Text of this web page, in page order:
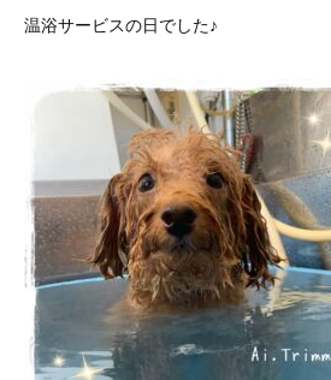
温浴サービスの日でした♪